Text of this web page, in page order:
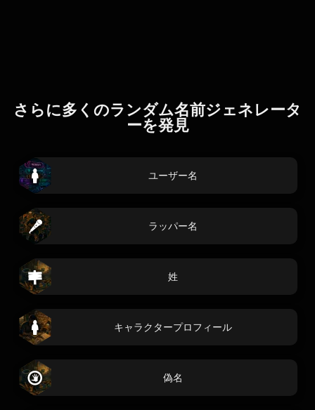
さらに多くのランダム名前ジェネレータ
ーを発見
ユーザー名
ラッパー名
姓
キャラクタープロフィール
偽名